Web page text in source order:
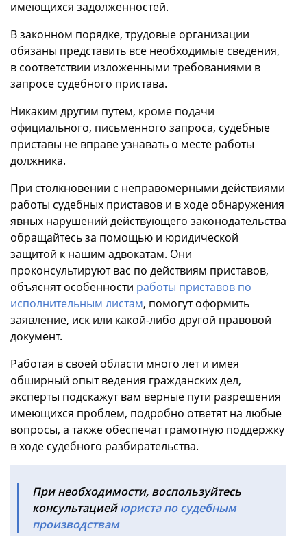
имеющихся задолженностей.
В законном порядке, трудовые организации
обязаны представить все необходимые сведения,
в соответствии изложенными требованиями в
запросе судебного пристава.
Никаким другим путем, кроме подачи
официального, письменного запроса, судебные
приставы не вправе узнавать о месте работы
должника.
При столкновении с неправомерными действиями
работы судебных приставов и в ходе обнаружения
явных нарушений действующего законодательства
обращайтесь за помощью и юридической
защитой к нашим адвокатам. Они
проконсультируют вас по действиям приставов,
объяснят особенности работы приставов по
исполнительным листам, помогут оформить
заявление, иск или какой-либо другой правовой
документ.
Работая в своей области много лет и имея
обширный опыт ведения гражданских дел,
эксперты подскажут вам верные пути разрешения
имеющихся проблем, подробно ответят на любые
вопросы, а также обеспечат грамотную поддержку
в ходе судебного разбирательства.
При необходимости, воспользуйтесь
консультацией юриста по судебным
производствам